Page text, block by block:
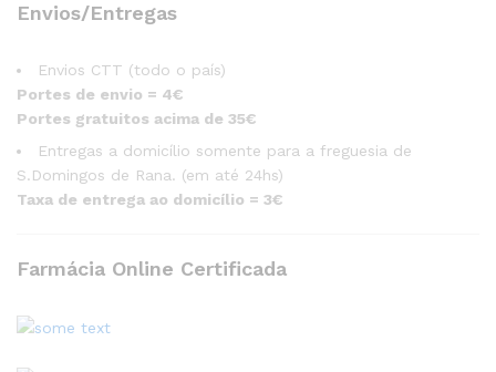
Envios/Entregas
Envios CTT (todo o país)
Portes de envio = 4€
Portes gratuitos acima de 35€
Entregas a domicílio somente para a freguesia de
S.Domingos de Rana. (em até 24hs)
Taxa de entrega ao domicílio = 3€
Farmácia Online Certificada